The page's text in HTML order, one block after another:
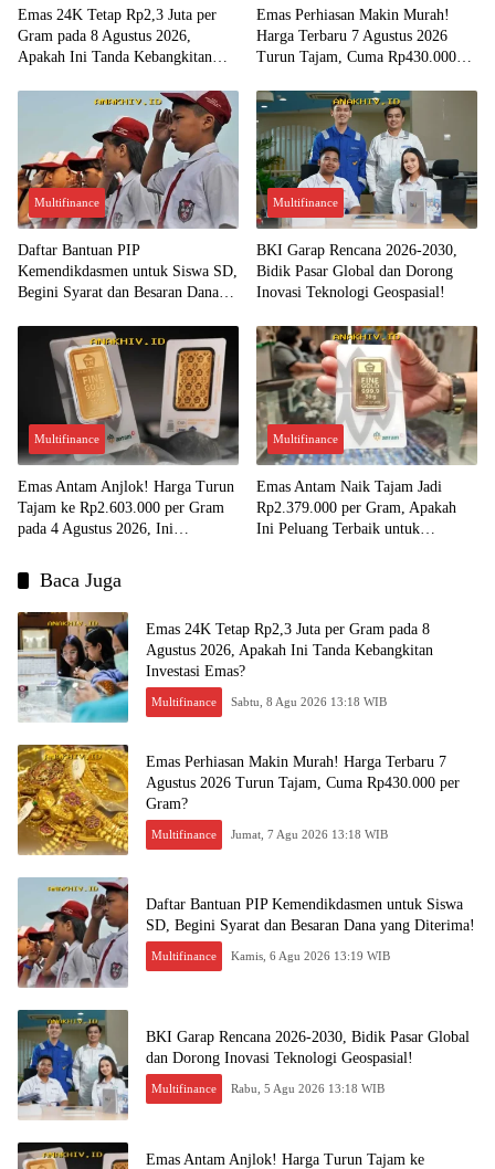
Emas 24K Tetap Rp2,3 Juta per
Gram pada 8 Agustus 2026,
Apakah Ini Tanda Kebangkitan
Emas Perhiasan Makin Murah!
Harga Terbaru 7 Agustus 2026
Turun Tajam, Cuma Rp430.000
Multifinance
Daftar Bantuan PIP
Kemendikdasmen untuk Siswa SD,
Begini Syarat dan Besaran Dana
Multifinance
BKI Garap Rencana 2026-2030,
Bidik Pasar Global dan Dorong
Inovasi Teknologi Geospasial!
Multifinance
Emas Antam Anjlok! Harga Turun
Tajam ke Rp2.603.000 per Gram
pada 4 Agustus 2026, Ini
Multifinance
Emas Antam Naik Tajam Jadi
Rp2.379.000 per Gram, Apakah
Ini Peluang Terbaik untuk
Baca Juga
Emas 24K Tetap Rp2,3 Juta per Gram pada 8
Agustus 2026, Apakah Ini Tanda Kebangkitan
Investasi Emas?
Multifinance Sabtu, 8 Agu 2026 13:18 WIB
Emas Perhiasan Makin Murah! Harga Terbaru 7
Agustus 2026 Turun Tajam, Cuma Rp430.000 per
Gram?
Multifinance Jumat, 7 Agu 2026 13:18 WIB
Daftar Bantuan PIP Kemendikdasmen untuk Siswa
SD, Begini Syarat dan Besaran Dana yang Diterima!
Multifinance Kamis, 6 Agu 2026 13:19 WIB
BKI Garap Rencana 2026-2030, Bidik Pasar Global
dan Dorong Inovasi Teknologi Geospasial!
Multifinance Rabu, 5 Agu 2026 13:18 WIB
Emas Antam Anjlok! Harga Turun Tajam ke